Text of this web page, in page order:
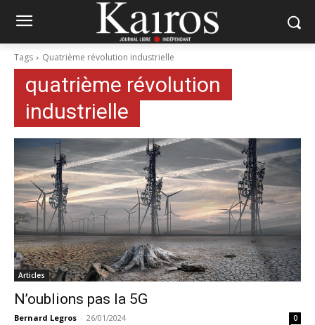
Tags Quatrième révolution industrielle
quatrième révolution
industrielle
Articles
N’oublions pas la 5G
Bernard Legros - 26/01/2024 0